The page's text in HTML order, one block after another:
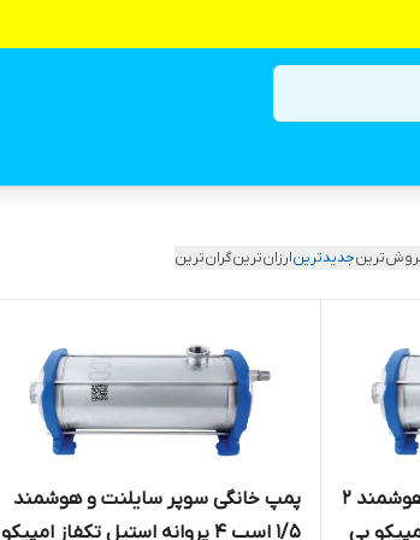
جدیدترینارزان‌ترینگران‌ترین
پمپ خانگی سوپر سایلنت و هوشمند 2
امپیکو بی
پمپ خانگی سوپر سایلنت و هوشمند
1/5 اسب 4 پروانه استیل تکفاز امپیکو